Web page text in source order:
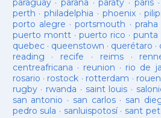
paraguay· parana ·paraty · paris
perth ·philadelphia · phoenix·
porto alegre ·portsmouth ·praha
puerto montt· puerto rico ·punta
quebec· queenstown · querétaro ·
reading · recife · reims·
centreafricana · reunion · rio de
rosario · rostock · rotterdam · rouen
rugby· rwanda · saint louis ·
san antonio · san carlos· san
pedro sula · sanluispotosí· sant